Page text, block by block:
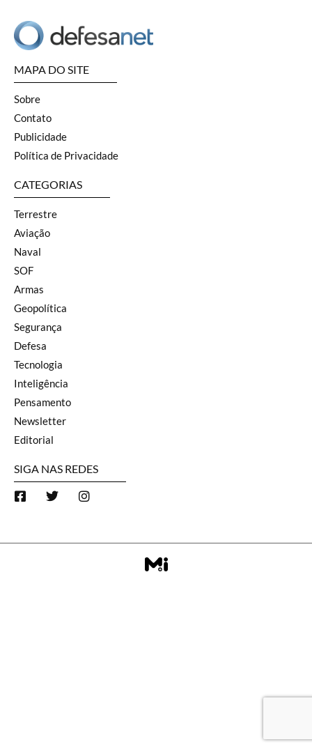
MAPA DO SITE
Sobre
Contato
Publicidade
Política de Privacidade
CATEGORIAS
Terrestre
Aviação
Naval
SOF
Armas
Geopolítica
Segurança
Defesa
Tecnologia
Inteligência
Pensamento
Newsletter
Editorial
SIGA NAS REDES